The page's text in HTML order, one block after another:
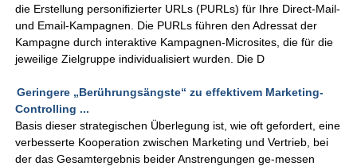
die Erstellung personifizierter URLs (PURLs) für Ihre Direct-Mail-
und Email-Kampagnen. Die PURLs führen den Adressat der
Kampagne durch interaktive Kampagnen-Microsites, die für die
jeweilige Zielgruppe individualisiert wurden. Die D
Geringere „Berührungsängste“ zu effektivem Marketing-
Controlling ...
Basis dieser strategischen Überlegung ist, wie oft gefordert, eine
verbesserte Kooperation zwischen Marketing und Vertrieb, bei
der das Gesamtergebnis beider Anstrengungen ge-messen